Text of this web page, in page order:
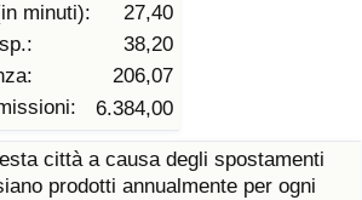
minuti):
27,40
38,20
206,07
6.384,00
città a causa degli spostamenti
prodotti annualmente per ogni
Vita
Vita per Nazione
Case
Case per Nazione
della Vita (Corrente)
della vita per Paese